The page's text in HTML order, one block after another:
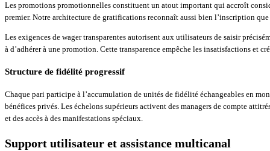
Les promotions promotionnelles constituent un atout important qui accroît
premier. Notre architecture de gratifications reconnaît aussi bien l’inscription
Les exigences de wager transparentes autorisent aux utilisateurs de saisir
à d’adhérer à une promotion. Cette transparence empêche les insatisfactions et
Structure de fidélité progressif
Chaque pari participe à l’accumulation de unités de fidélité échangeables en
bénéfices privés. Les échelons supérieurs activent des managers de compte
et des accès à des manifestations spéciaux.
Support utilisateur et assistance multicanal